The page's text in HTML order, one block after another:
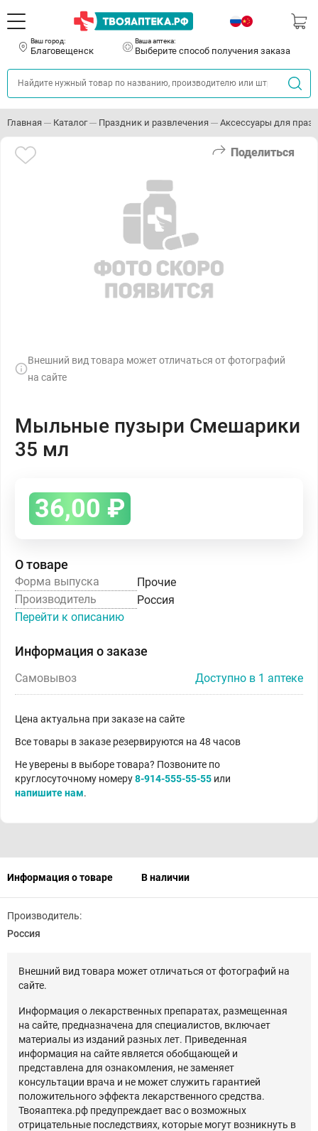
Ваш город:
Благовещенск
Ваша аптека:
Выберите способ получения заказа
Главная Каталог Праздник и развлечения Аксессуары для
Поделиться
Внешний вид товара может отличаться от фотографий
на сайте
Мыльные пузыри Смешарики
35 мл
36,00 ₽
О товаре
Форма выпуска
Прочие
Производитель
Россия
Перейти к описанию
Информация о заказе
Самовывоз Доступно в 1 аптеке
Цена актуальна при заказе на сайте
Все товары в заказе резервируются на 48 часов
Не уверены в выборе товара? Позвоните по
круглосуточному номеру8-914-555-55-55 или
напишите нам.
Информация о товаре В наличии
Производитель:
Россия
Внешний вид товара может отличаться от фотографий на
сайте.
Информация о лекарственных препаратах, размещенная
на сайте, предназначена для специалистов, включает
материалы из изданий разных лет. Приведенная
информация на сайте является обобщающей и
представлена для ознакомления, не заменяет
консультации врача и не может служить гарантией
положительного эффекта лекарственного средства.
Твояаптека.рф предупреждает вас о возможных
отрицательные последствиях, которые могут возникнуть в